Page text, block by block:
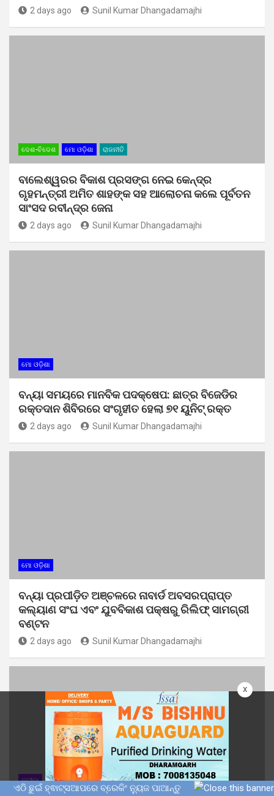
x
2 days ago Sunil Kumar Dhangadamajhi
ଦେଶ-ବିଦେଶ ମୋ ଓଡ଼ିଶା ରାଜନୀତି
ବାଲେଶ୍ୱରର ବିକାଶ ପ୍ରସଙ୍ଗ ନେଇ କେନ୍ଦ୍ର
ଗୃହମନ୍ତ୍ରୀ ଅମିତ ଶାହଙ୍କ ସହ ଆଲୋଚନା କଲେ ପୂର୍ବତନ
ସାଂସଦ ରବୀନ୍ଦ୍ର ଜେନା
2 days ago Sunil Kumar Dhangadamajhi
ମୋ ଓଡ଼ିଶା
ବନ୍ୟା ସମୟରେ ମାନବିକ ପଦକ୍ଷେପ: ଛାତ୍ର ବିଜେଡିର
ରକ୍ତଦାନ ଶିବିରରେ ସଂଗୃହୀତ ହେଲା ୭୧ ୟୁନିଟ୍ ରକ୍ତ
2 days ago Sunil Kumar Dhangadamajhi
ମୋ ଓଡ଼ିଶା
ବନ୍ୟା ପ୍ରପୀଡ଼ିତ ଅଞ୍ଚଳରେ ନାବାର୍ଡ ଅବସରପ୍ରାପ୍ତ
କଲ୍ୟାଣ ସଂଘ ଏବଂ ଯୁବବିକାଶ ପକ୍ଷରୁ ରିଲିଫ୍ ସାମଗ୍ରୀ
ବଣ୍ଟନ
2 days ago Sunil Kumar Dhangadamajhi
କ୍ରୀଡ଼ା ମୋ ଓଡ଼ିଶା
ଏଠି ଛୁଇଁ ହ୍ଵାଟ୍ସଆପରେ ବ୍ରେକିଂ ନ୍ୟୁଜ ପାଆନ୍ତୁ